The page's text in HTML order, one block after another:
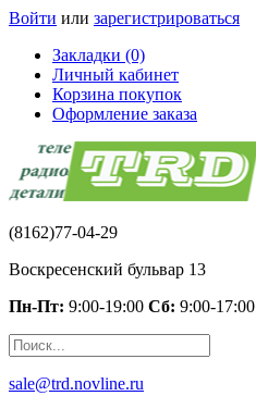
Войти или зарегистрироваться
Закладки (0)
Личный кабинет
Корзина покупок
Оформление заказа
(8162)77-04-29
Воскресенский бульвар 13
Пн-Пт: 9:00-19:00 Сб: 9:00-17:00
sale@trd.novline.ru